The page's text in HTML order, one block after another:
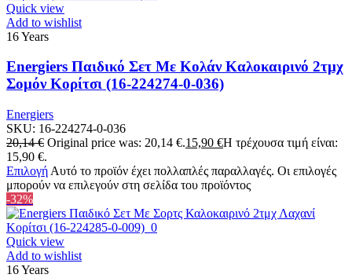
Quick view
Add to wishlist
16 Years
Energiers Παιδικό Σετ Mε Κολάν Καλοκαιρινό 2τμχ
Σομόν Κορίτσι (16-224274-0-036)
Energiers
SKU: 16-224274-0-036
20,14€ Original price was: 20,14 €.15,90 €Η τρέχουσα τιμή είναι:
15,90 €.
Επιλογή Αυτό το προϊόν έχει πολλαπλές παραλλαγές. Οι επιλογές
μπορούν να επιλεγούν στη σελίδα του προϊόντος
-32%
Quick view
Add to wishlist
16 Years